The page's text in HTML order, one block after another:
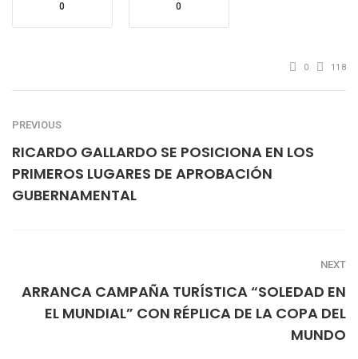
0 0
0 118
PREVIOUS
RICARDO GALLARDO SE POSICIONA EN LOS
PRIMEROS LUGARES DE APROBACIÓN
GUBERNAMENTAL
NEXT
ARRANCA CAMPAÑA TURÍSTICA “SOLEDAD EN
EL MUNDIAL” CON RÉPLICA DE LA COPA DEL
MUNDO